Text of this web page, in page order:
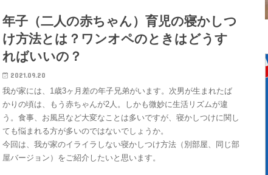
年子（二人の赤ちゃん）育児の寝かしつ
け方法とは？ワンオペのときはどうす
ればいいの？
2021.09.20
我が家には、1歳3ヶ月差の年子兄弟がいます。次男が生まれたば
かりの頃は、もう赤ちゃんが2人。しかも微妙に生活リズムが違
う。食事、お風呂など大変なことは多いですが、寝かしつけに関し
ても悩まれる方が多いのではないでしょうか。
今回は、我が家のイライラしない寝かしつけ方法（別部屋、同じ部
屋バージョン）をご紹介したいと思います。